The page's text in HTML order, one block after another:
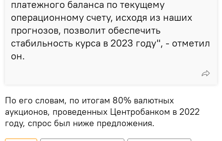
платежного баланса по текущему
операционному счету, исходя из наших
прогнозов, позволит обеспечить
стабильность курса в 2023 году", - отметил
он.
По его словам, по итогам 80% валютных
аукционов, проведенных Центробанком в 2022
году, спрос был ниже предложения.